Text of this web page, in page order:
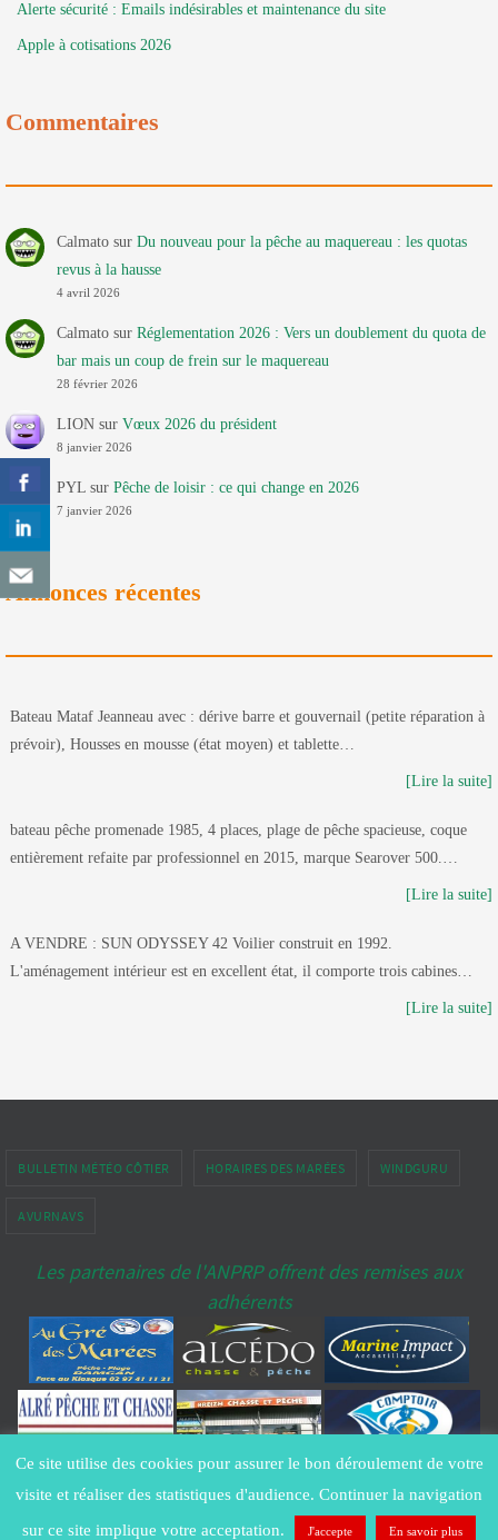
Alerte sécurité : Emails indésirables et maintenance du site
Apple à cotisations 2026
Commentaires
Calmatosur Du nouveau pour la pêche au maquereau : les quotas
revus à la hausse
4 avril 2026
Calmatosur Réglementation 2026 : Vers un doublement du quota de
bar mais un coup de frein sur le maquereau
28 février 2026
LIONsur Vœux 2026 du président
8 janvier 2026
PYLsur Pêche de loisir : ce qui change en 2026
7 janvier 2026
Annonces récentes
Bateau Mataf Jeanneau avec : dérive barre et gouvernail (petite réparation à
prévoir), Housses en mousse (état moyen) et tablette…
[Lire la suite]
bateau pêche promenade 1985, 4 places, plage de pêche spacieuse, coque
entièrement refaite par professionnel en 2015, marque Searover 500.…
[Lire la suite]
A VENDRE : SUN ODYSSEY 42 Voilier construit en 1992.
L'aménagement intérieur est en excellent état, il comporte trois cabines…
[Lire la suite]
BULLETIN MÉTÉO CÔTIER HORAIRES DES MARÉES WINDGURU
AVURNAVS
Les partenaires de l'ANPRP offrent des remises aux
adhérents
Copyright ANPRP-port-penerf.fr® - All Rights Reserved -Contacter le
Webmestre
Politique de confidentialité
Ce site utilise des cookies pour assurer le bon déroulement de votre
visite et réaliser des statistiques d'audience. Continuer la navigation
sur ce site implique votre acceptation.
J'accepte En savoir plus